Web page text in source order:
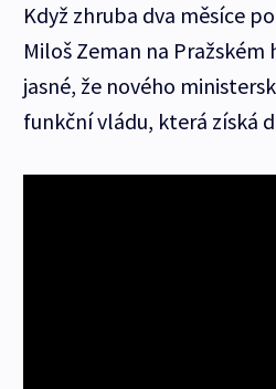
Když zhruba dva měsíce
Miloš Zeman na
jasné, že nového
funkční vládu, která získá